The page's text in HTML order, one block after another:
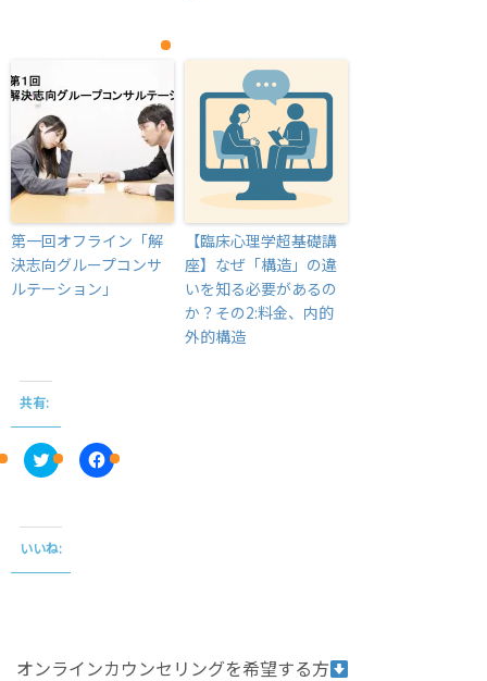
第一回オフライン「解
決志向グループコンサ
ルテーション」
【臨床心理学超基礎講
座】なぜ「構造」の違
いを知る必要があるの
か？その2:料金、内的
外的構造
共有:
C
l
t
o
s
h
w
F
a
ク
いいね:
オンラインカウンセリングを希望する方